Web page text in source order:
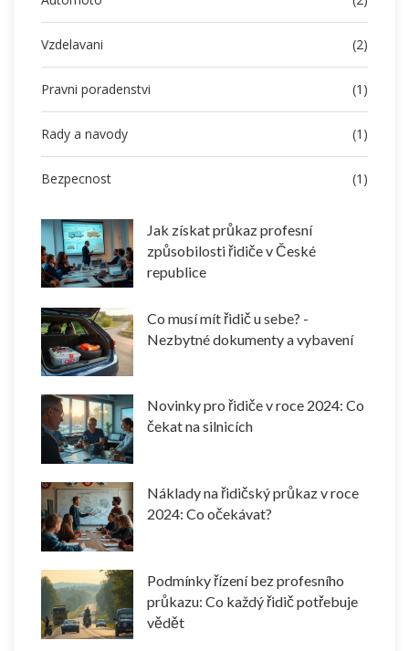
Vzdelavani (2)
Pravni poradenstvi (1)
Rady a navody (1)
Bezpecnost (1)
Jak získat průkaz profesní
způsobilosti řidiče v České
republice
Co musí mít řidič u sebe? -
Nezbytné dokumenty a vybavení
Novinky pro řidiče v roce 2024: Co
čekat na silnicích
Náklady na řidičský průkaz v roce
2024: Co očekávat?
Podmínky řízení bez profesního
průkazu: Co každý řidič potřebuje
vědět